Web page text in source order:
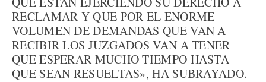
RECLAMAR Y QUE POR EL ENORME
VOLUMEN DE DEMANDAS QUE VAN A
RECIBIR LOS JUZGADOS VAN A TENER
QUE ESPERAR MUCHO TIEMPO HASTA
QUE SEAN RESUELTAS», HA SUBRAYADO.